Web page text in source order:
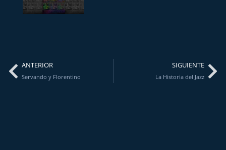
ANTERIOR
Servando y Florentino
SIGUIENTE
La Historia del Jazz